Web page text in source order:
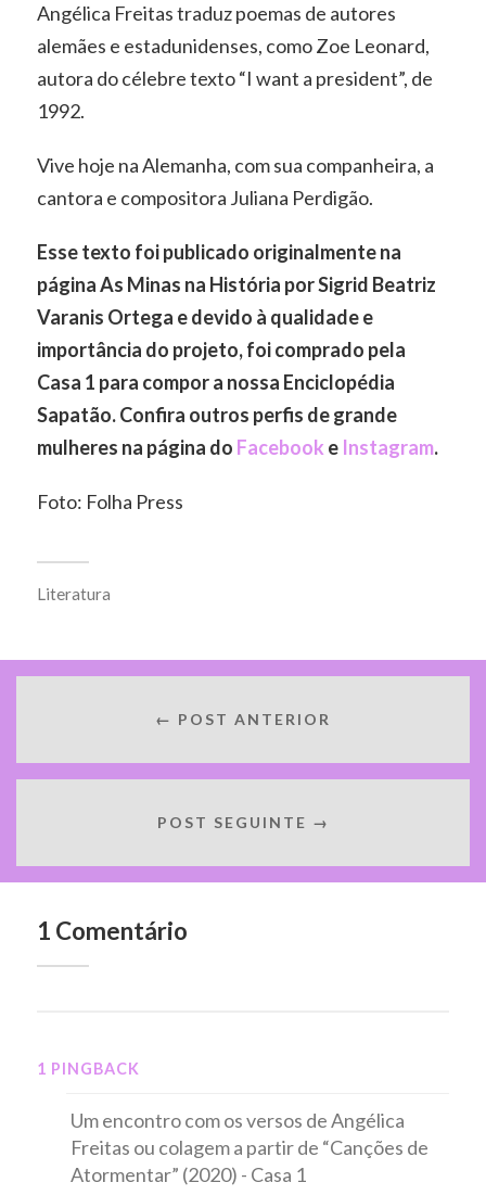
Angélica Freitas traduz poemas de autores
alemães e estadunidenses, como Zoe Leonard,
autora do célebre texto “I want a president”, de
1992.
Vive hoje na Alemanha, com sua companheira, a
cantora e compositora Juliana Perdigão.
Esse texto foi publicado originalmente na
página As Minas na História por Sigrid Beatriz
Varanis Ortega e devido à qualidade e
importância do projeto, foi comprado pela
Casa 1 para compor a nossa Enciclopédia
Sapatão. Confira outros perfis de grande
mulheres na página do Facebook e Instagram.
Foto: Folha Press
Literatura
← POST ANTERIOR
POST SEGUINTE →
1 Comentário
1 PINGBACK
Um encontro com os versos de Angélica
Freitas ou colagem a partir de “Canções de
Atormentar” (2020) - Casa 1